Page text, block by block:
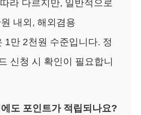
라 다르지만, 일반적으로
내외, 해외겸용
1만 2천원 수준입니다. 정
신청 시 확인이 필요합니
도 포인트가 적립되나요?